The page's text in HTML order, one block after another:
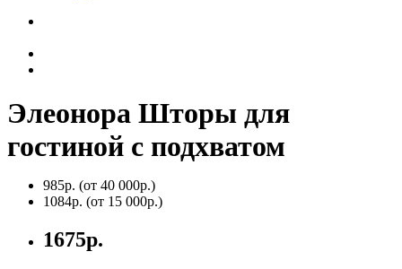
Элеонора Шторы для
гостиной с подхватом
985р. (от 40 000р.)
1084р. (от 15 000р.)
1675р.